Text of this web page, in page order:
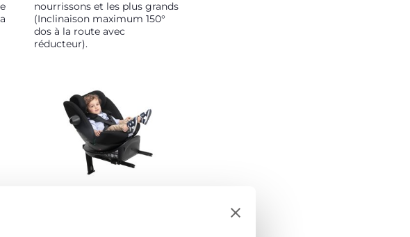
nourrissons et les plus grands
(Inclinaison maximum 150°
dos à la route avec
réducteur).